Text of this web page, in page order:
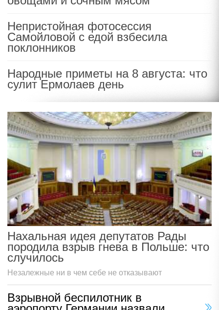
Непристойная фотосессия
Самойловой с едой взбесила
поклонников
Народные приметы на 8 августа: что
сулит Ермолаев день
Нахальная идея депутатов Рады
породила взрыв гнева в Польше: что
случилось
Незалежные ни в чем себе не отказывают
Взрывной беспилотник в